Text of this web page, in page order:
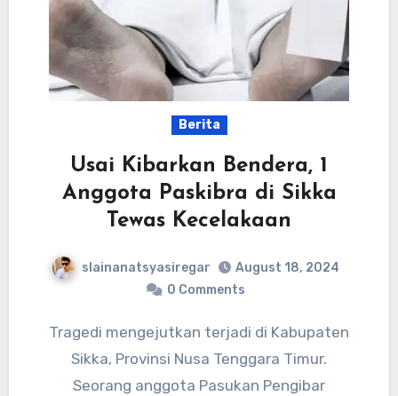
Berita
Usai Kibarkan Bendera, 1
Anggota Paskibra di Sikka
Tewas Kecelakaan
slainanatsyasiregar
August 18, 2024
0 Comments
Tragedi mengejutkan terjadi di Kabupaten
Sikka, Provinsi Nusa Tenggara Timur.
Seorang anggota Pasukan Pengibar